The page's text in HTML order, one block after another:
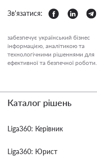
Зв'язатися:
забезпечує український бізнес
інформацією, аналітикою та
технологічними рішеннями для
ефективної та безпечної роботи.
Каталог рішень
Liga360: Керівник
Liga360: Юрист